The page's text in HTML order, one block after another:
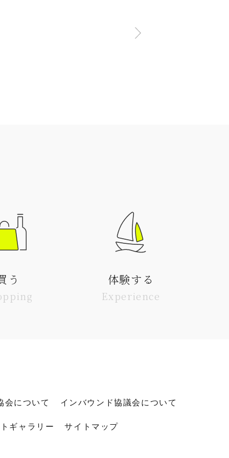
う 体験する
Experience
会について インバウンド協議会について
ギャラリー サイトマップ